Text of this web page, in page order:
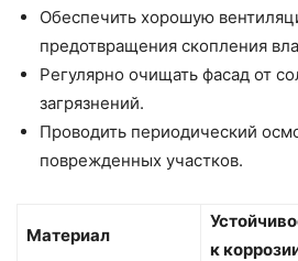
Обеспечить хорошую
предотвращения скопления
Регулярно очищать фасад от
загрязнений.
Проводить периодический
поврежденных участков.
Материал
к